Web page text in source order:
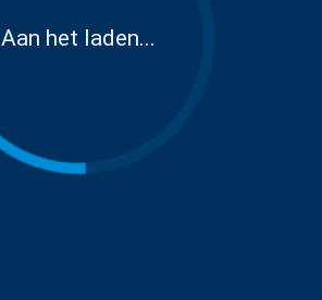
Aan het laden...